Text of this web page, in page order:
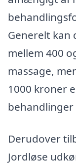
Generelt kan
mellem 400
massage,
1000 kroner
Derudover
Jordløse